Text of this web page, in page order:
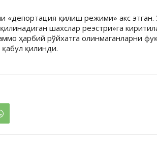
«депортация қилиш режими» акс этган.
шахслар реэстри»га
ҳарбий рўйхатга олинмаганларни
қилинди.